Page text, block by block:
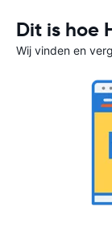
Dit is hoe
Wij vinden en